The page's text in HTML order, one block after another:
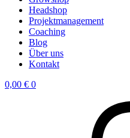
Headshop
Projektmanagement
Coaching
Blog
Über uns
Kontakt
0,00 € 0